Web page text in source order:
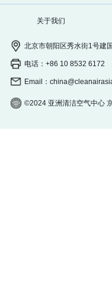
关于我们
北京市朝阳区秀水街1号建
电话：+86 10 8532 6172
Email：
©2024 亚洲清洁空气中心